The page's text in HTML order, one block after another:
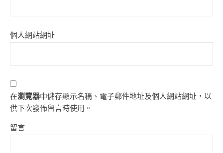
個人網站網址
在瀏覽器中儲存顯示名稱、電子郵件地址及個人網站網址，以
供下次發佈留言時使用。
留言